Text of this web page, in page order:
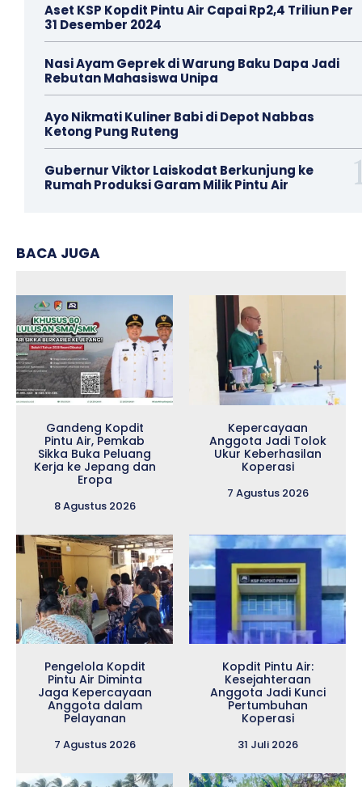
Aset KSP Kopdit Pintu Air Capai Rp2,4 Triliun Per
31 Desember 2024
Nasi Ayam Geprek di Warung Baku Dapa Jadi
Rebutan Mahasiswa Unipa
Ayo Nikmati Kuliner Babi di Depot Nabbas
Ketong Pung Ruteng
Gubernur Viktor Laiskodat Berkunjung ke
Rumah Produksi Garam Milik Pintu Air
BACA JUGA
Gandeng Kopdit
Pintu Air, Pemkab
Sikka Buka Peluang
Kerja ke Jepang dan
Eropa
8 Agustus 2026
Kepercayaan
Anggota Jadi Tolok
Ukur Keberhasilan
Koperasi
7 Agustus 2026
Pengelola Kopdit
Pintu Air Diminta
Jaga Kepercayaan
Anggota dalam
Pelayanan
7 Agustus 2026
Kopdit Pintu Air:
Kesejahteraan
Anggota Jadi Kunci
Pertumbuhan
Koperasi
31 Juli 2026